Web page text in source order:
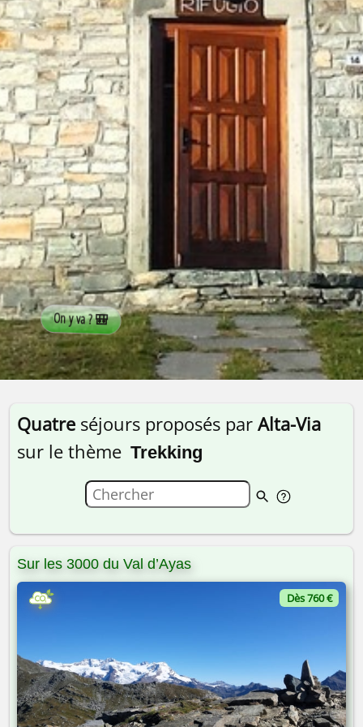
Quatre séjours proposés par Alta-Via
sur le thème Trekking
Sur les 3000 du Val d’Ayas
Dès 760 €